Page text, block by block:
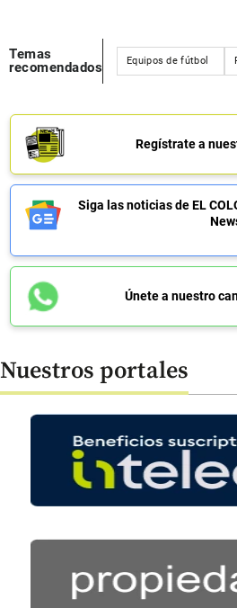
Temas
recomendados
Equipos de fútbol
Regístrate a
Siga las noticias de EL
Únete a nuestro
Nuestros portales